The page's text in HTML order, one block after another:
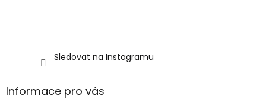
Sledovat na Instagramu
Informace pro vás